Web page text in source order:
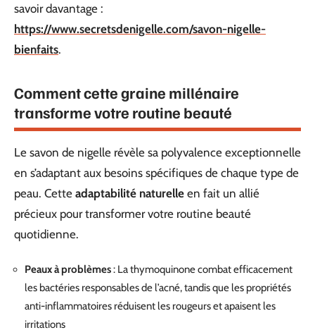
savoir davantage :
https://www.secretsdenigelle.com/savon-nigelle-
bienfaits.
Comment cette graine millénaire
transforme votre routine beauté
Le savon de nigelle révèle sa polyvalence exceptionnelle
en s’adaptant aux besoins spécifiques de chaque type de
peau. Cette adaptabilité naturelle en fait un allié
précieux pour transformer votre routine beauté
quotidienne.
Peaux à problèmes: La thymoquinone combat efficacement
les bactéries responsables de l’acné, tandis que les propriétés
anti-inflammatoires réduisent les rougeurs et apaisent les
irritations